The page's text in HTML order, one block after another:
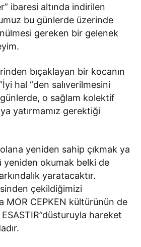
ibaresi altında indirilen
bu günlerde üzerinde
gereken bir gelenek
bıçaklayan bir kocanın
hal “den salıverilmesini
günlerde, o sağlam kolektif
yatırmamız gerektiği
yeniden sahip çıkmak ya
yeniden okumak belki de
yaratacaktır.
çekildiğimizi
MOR CEPKEN kültürünün de
hareket